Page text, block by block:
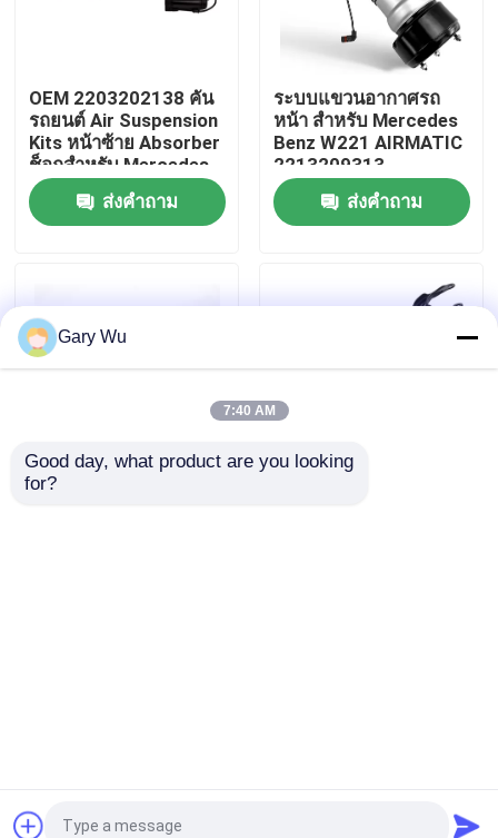
ติดต่อเรา
ข่าว
ระบบแขวนอากาศรถ
คอมเพรสเซอร์แอร์ระงับ
โช้คอัพระบบกันสะเทือนของอากาศ
อะไหล่ช่วงล่างอากาศของ Land Rover
OEM 2203202138 คัน
รถยนต์ Air Suspension
Kits หน้าซ้าย Absorber
ช็อกสําหรับ Mercedes-
Benz W220 4MATIC
ส่งคำถาม
ระบบแขวนอากาศรถ
หน้า สําหรับ Mercedes
Benz W221 AIRMATIC
2213209313
ส่งคำถาม
W222 Airmatic
จีน.Copyright © 2026 Hunan Mandao Intelligent
Gary Wu
7:40 AM
Good day, what product are you looking
for?